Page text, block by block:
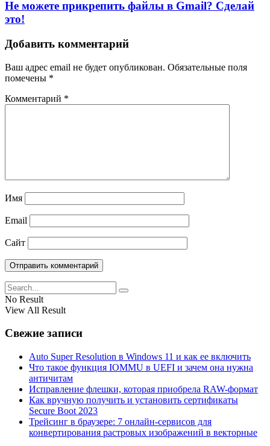
Не можете прикрепить файлы в Gmail? Сделай
это!
Добавить комментарий
Ваш адрес email не будет опубликован. Обязательные поля
помечены *
Комментарий *
Имя
Email
Сайт
No Result
View All Result
Свежие записи
Auto Super Resolution в Windows 11 и как ее включить
Что такое функция IOMMU в UEFI и зачем она нужна
античитам
Исправление флешки, которая приобрела RAW-формат
Как вручную получить и установить сертификаты
Secure Boot 2023
Трейсинг в браузере: 7 онлайн-сервисов для
конвертирования растровых изображений в векторные